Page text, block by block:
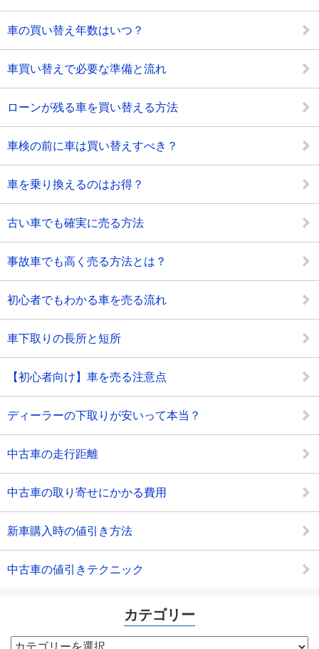
車の買い替え年数はいつ？
車買い替えで必要な準備と流れ
ローンが残る車を買い替える方法
車検の前に車は買い替えすべき？
車を乗り換えるのはお得？
古い車でも確実に売る方法
事故車でも高く売る方法とは？
初心者でもわかる車を売る流れ
車下取りの長所と短所
【初心者向け】車を売る注意点
ディーラーの下取りが安いって本当？
中古車の走行距離
中古車の取り寄せにかかる費用
新車購入時の値引き方法
中古車の値引きテクニック
カテゴリー
カ